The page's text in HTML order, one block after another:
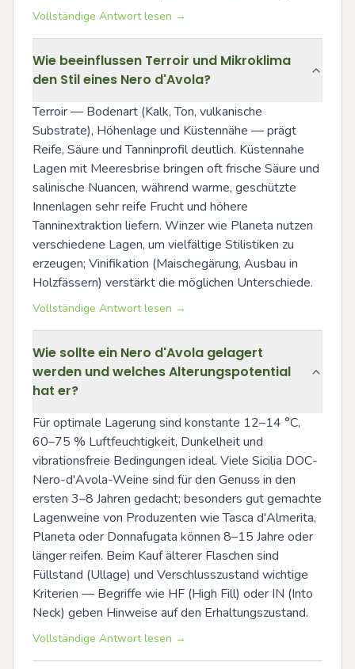
Vollständige Antwort lesen →
Wie beeinflussen Terroir und Mikroklima
den Stil eines Nero d'Avola?
Terroir — Bodenart (Kalk, Ton, vulkanische
Substrate), Höhenlage und Küstennähe — prägt
Reife, Säure und Tanninprofil deutlich. Küstennahe
Lagen mit Meeresbrise bringen oft frische Säure und
salinische Nuancen, während warme, geschützte
Innenlagen sehr reife Frucht und höhere
Tanninextraktion liefern. Winzer wie Planeta nutzen
verschiedene Lagen, um vielfältige Stilistiken zu
erzeugen; Vinifikation (Maischegärung, Ausbau in
Holzfässern) verstärkt die möglichen Unterschiede.
Vollständige Antwort lesen →
Wie sollte ein Nero d'Avola gelagert
werden und welches Alterungspotential
hat er?
Für optimale Lagerung sind konstante 12–14 °C,
60–75 % Luftfeuchtigkeit, Dunkelheit und
vibrationsfreie Bedingungen ideal. Viele Sicilia DOC-
Nero-d'Avola-Weine sind für den Genuss in den
ersten 3–8 Jahren gedacht; besonders gut gemachte
Lagenweine von Produzenten wie Tasca d'Almerita,
Planeta oder Donnafugata können 8–15 Jahre oder
länger reifen. Beim Kauf älterer Flaschen sind
Füllstand (Ullage) und Verschlusszustand wichtige
Kriterien — Begriffe wie HF (High Fill) oder IN (Into
Neck) geben Hinweise auf den Erhaltungszustand.
Vollständige Antwort lesen →